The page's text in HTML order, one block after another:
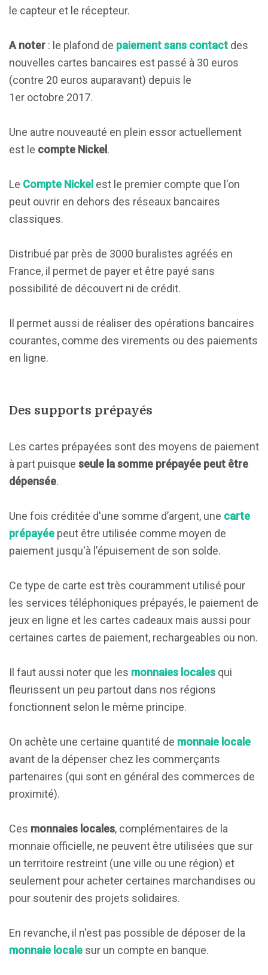
le capteur et le récepteur.
A noter : le plafond de paiement sans contact des
nouvelles cartes bancaires est passé à 30 euros
(contre 20 euros auparavant) depuis le
1er octobre 2017.
Une autre nouveauté en plein essor actuellement
est le compte Nickel.
Le Compte Nickel est le premier compte que l'on
peut ouvrir en dehors des réseaux bancaires
classiques.
Distribué par près de 3000 buralistes agréés en
France, il permet de payer et être payé sans
possibilité de découvert ni de crédit.
Il permet aussi de réaliser des opérations bancaires
courantes, comme des virements ou des paiements
en ligne.
Des supports prépayés
Les cartes prépayées sont des moyens de paiement
à part puisque seule la somme prépayée peut être
dépensée.
Une fois créditée d'une somme d’argent, une carte
prépayée peut être utilisée comme moyen de
paiement jusqu'à l'épuisement de son solde.
Ce type de carte est très couramment utilisé pour
les services téléphoniques prépayés, le paiement de
jeux en ligne et les cartes cadeaux mais aussi pour
certaines cartes de paiement, rechargeables ou non.
Il faut aussi noter que les monnaies locales qui
fleurissent un peu partout dans nos régions
fonctionnent selon le même principe.
On achète une certaine quantité de monnaie locale
avant de la dépenser chez les commerçants
partenaires (qui sont en général des commerces de
proximité).
Ces monnaies locales, complémentaires de la
monnaie officielle, ne peuvent être utilisées que sur
un territoire restreint (une ville ou une région) et
seulement pour acheter certaines marchandises ou
pour soutenir des projets solidaires.
En revanche, il n'est pas possible de déposer de la
monnaie locale sur un compte en banque.